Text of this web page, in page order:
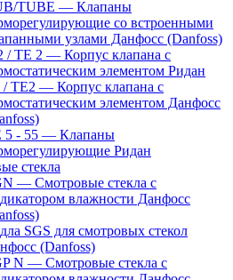
TUBE — Клапаны
со встроенными
узлами Данфосс (Danfoss)
/ TE 2 — Корпус клапана с
элементом Ридан
/ TE2 — Корпус клапана с
элементом Данфосс
5 - 55 — Клапаны
Ридан
стекла
— Смотровые стекла с
влажности Данфосс
SGS для смотровых стекол
(Danfoss)
N — Смотровые стекла с